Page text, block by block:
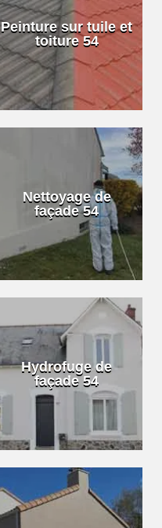
Peinture sur tuile et
toiture 54
Nettoyage de
façade 54
Hydrofuge de
façade 54